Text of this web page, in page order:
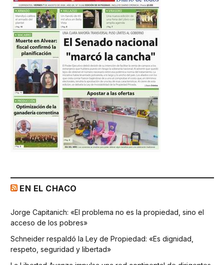
EN EL CHACO
Jorge Capitanich: «El problema no es la propiedad, sino el
acceso de los pobres»
Schneider respaldó la Ley de Propiedad: «Es dignidad,
respeto, seguridad y libertad»